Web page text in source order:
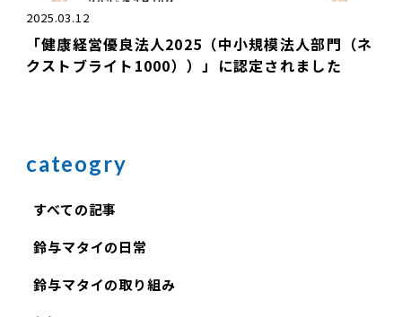
2025.03.12
「健康経営優良法人2025（中小規模法人部門（ネ
クストブライト1000））」に認定されました
cateogry
すべての記事
鈴与マタイの日常
鈴与マタイの取り組み